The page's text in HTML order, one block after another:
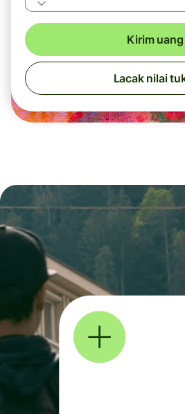
Kirim uang
Lacak nilai